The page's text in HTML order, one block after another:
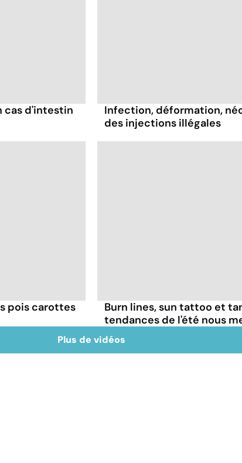
cas d'intestin
Infection, déformation,
des injections illégales
pois carottes
Burn lines, sun tattoo et
tendances de l'été nous
Plus de vidéos